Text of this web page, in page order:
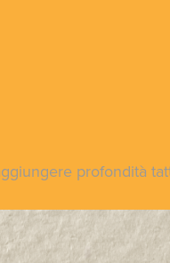
profondità